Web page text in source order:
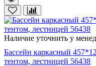
Наличие уточнить у
Бассейн каркасный
тентом, лестницей 56438